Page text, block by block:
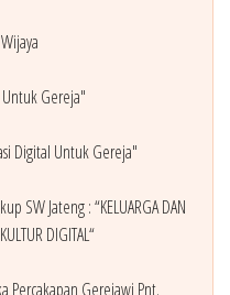
Untuk Gereja"
Digital Untuk Gereja"
SW Jateng : “KELUARGA DAN
DIGITAL“
Percakapan Gerejawi Pnt.